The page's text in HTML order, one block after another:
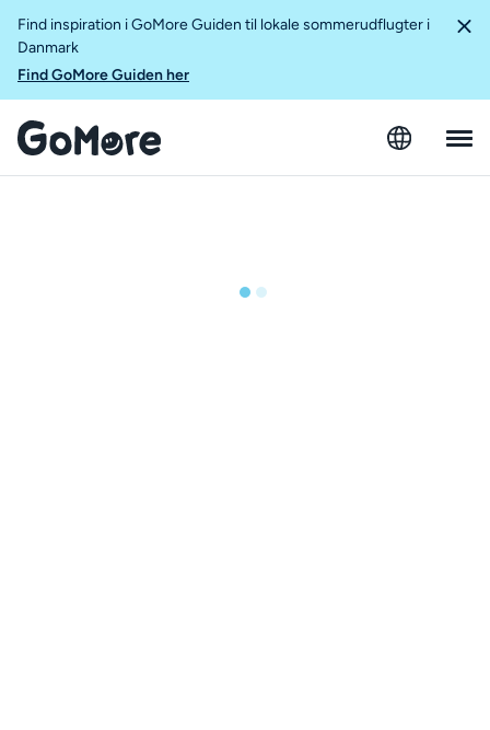
Find inspiration i GoMore Guiden til lokale sommerudflugter i
Danmark
Find GoMore Guiden her